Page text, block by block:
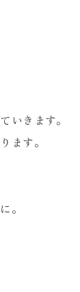
いきます。
ます。
。